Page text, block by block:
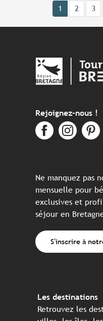
1 2 3
Rejoignez-nous !
Ne manquez pas
mensuelle pour
exclusives et
séjour en
S'inscrire à
Les destinations
Retrouvez les